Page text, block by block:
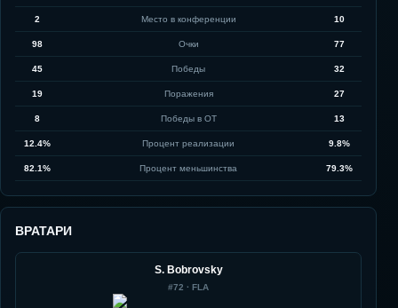
2 Место в конференции 10
98 Очки 77
45 Победы 32
19 Поражения 27
8 Победы в ОТ 13
12.4% Процент реализации 9.8%
82.1% Процент меньшинства 79.3%
ВРАТАРИ
S. Bobrovsky
#72 · FLA